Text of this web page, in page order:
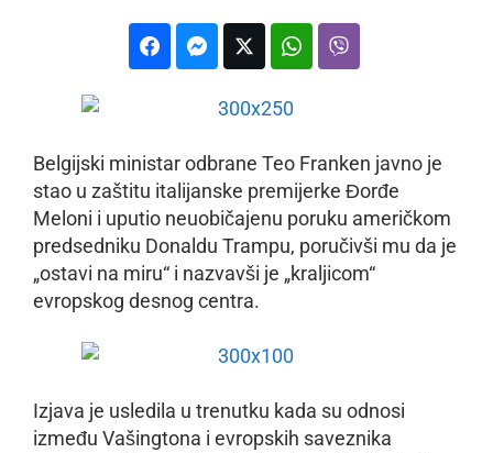
Belgijski ministar odbrane Teo Franken javno je
stao u zaštitu italijanske premijerke Đorđe
Meloni i uputio neuobičajenu poruku američkom
predsedniku Donaldu Trampu, poručivši mu da je
„ostavi na miru“ i nazvavši je „kraljicom“
evropskog desnog centra.
Izjava je usledila u trenutku kada su odnosi
između Vašingtona i evropskih saveznika